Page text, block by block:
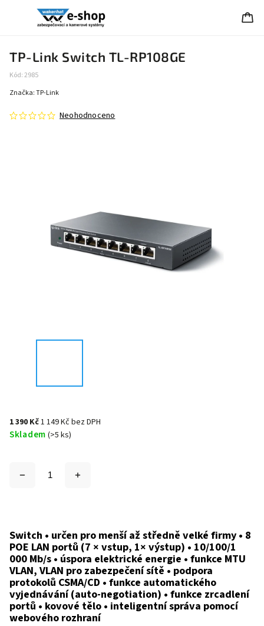
TP-Link Switch TL-RP108GE
Kód:2985
Neohodnoceno
Značka:TP-Link
1 390 Kč1 149 Kč bez DPH
Skladem (>5 ks)
Switch • určen pro menší až středně velké firmy • 8
POE LAN portů (7 × vstup, 1× výstup) • 10/100/1
000 Mb/s • úspora elektrické energie • funkce MTU
VLAN, VLAN pro zabezpečení sítě • podpora
protokolů CSMA/CD • funkce automatického
vyjednávání (auto-negotiation) • funkce zrcadlení
portů • kovové tělo • inteligentní správa pomocí
webového rozhraní